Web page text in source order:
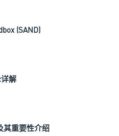
(SAND)
解
其重要性介绍